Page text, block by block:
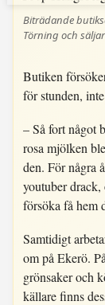
Biträdande
Törning och
Butiken
för stunden,
– Så fort något
rosa mjölken
den. För några
youtuber
försöka få hem
Samtidigt
om på Ekerö.
grönsaker och
källare finns